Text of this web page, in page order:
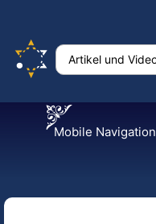
Mobile Navigation